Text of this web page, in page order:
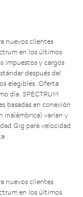
nuevos clientes
en los últimos
impuestos y cargos
después del
elegibles. Oferta
día. SPECTRUM
basadas en conexión
inalámbrica) varían y
Gig para velocidad
nuevos clientes
en los últimos